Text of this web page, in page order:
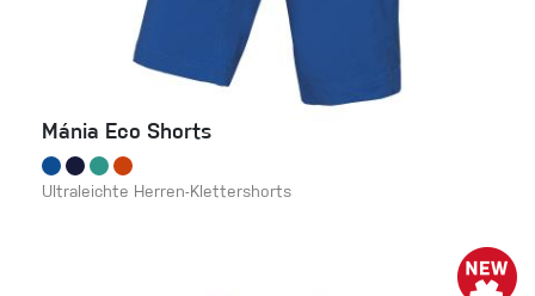
Mánia Eco Shorts
Ultraleichte Herren-Klettershorts